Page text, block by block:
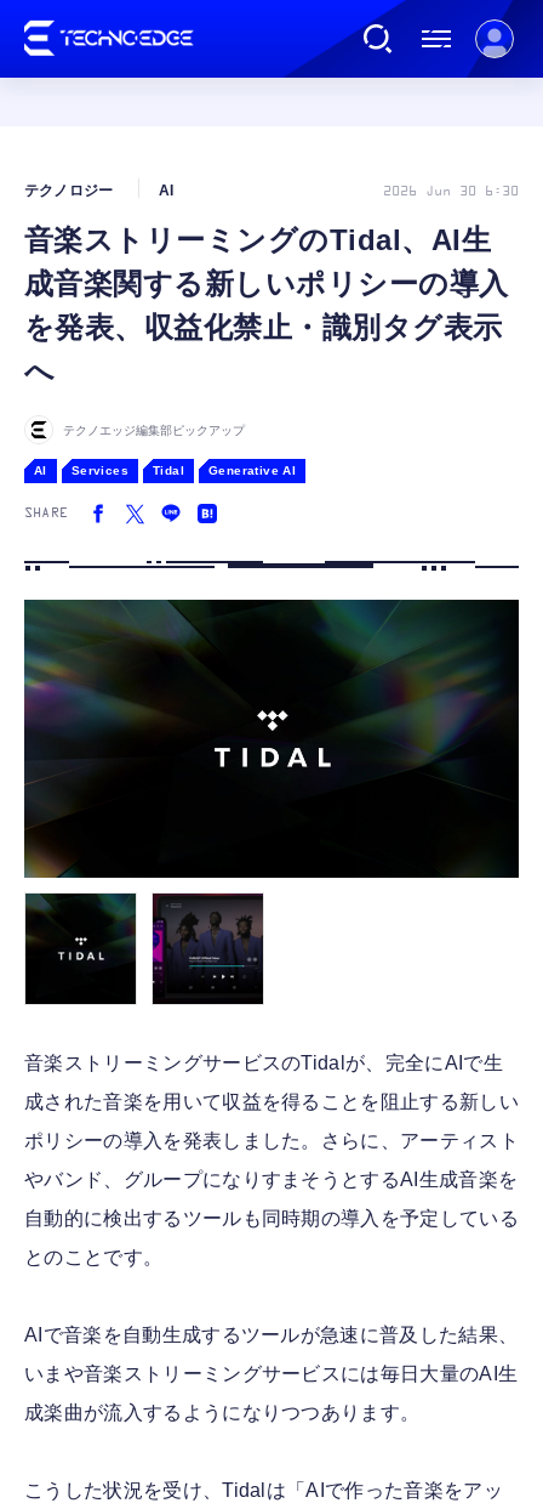
AI
ガジェット
カルチャー
FOLLOW US
音楽ストリーミングのTidal、AI生
成音楽関する新しいポリシーの導入
を発表、収益化禁止・識別タグ表示
へ
テクノロジー AI 2026 Jun 30 6:30
テクノエッジ編集部ピックアップ
AI Services Tidal Generative AI
SHARE
音楽ストリーミングサービスのTidalが、完全にAIで生
成された音楽を用いて収益を得ることを阻止する新しい
ポリシーの導入を発表しました。さらに、アーティスト
やバンド、グループになりすまそうとするAI生成音楽を
自動的に検出するツールも同時期の導入を予定している
とのことです。
AIで音楽を自動生成するツールが急速に普及した結果、
いまや音楽ストリーミングサービスには毎日大量のAI生
成楽曲が流入するようになりつつあります。
こうした状況を受け、Tidalは「AIで作った音楽をアッ